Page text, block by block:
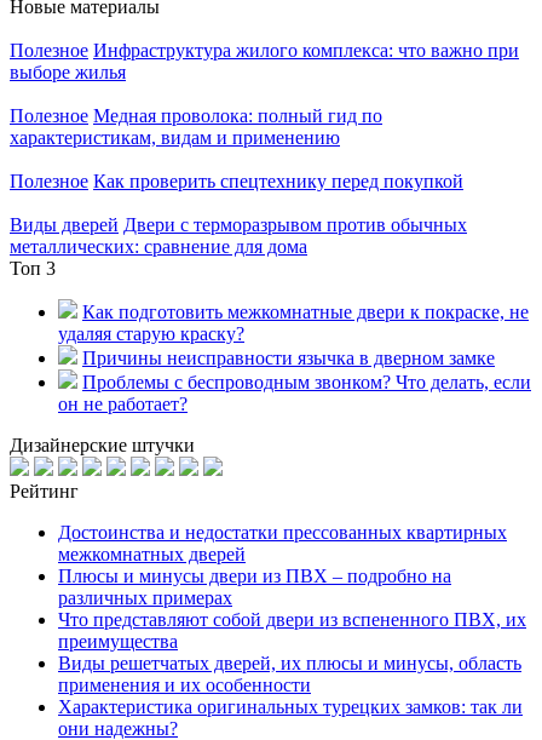
Новые материалы
Полезное Инфраструктура жилого комплекса: что важно при
выборе жилья
Полезное Медная проволока: полный гид по
характеристикам, видам и применению
Полезное Как проверить спецтехнику перед покупкой
Виды дверей Двери с терморазрывом против обычных
металлических: сравнение для дома
Топ 3
Как подготовить межкомнатные двери к покраске, не
удаляя старую краску?
Причины неисправности язычка в дверном замке
Проблемы с беспроводным звонком? Что делать, если
он не работает?
Дизайнерские штучки
Рейтинг
Достоинства и недостатки прессованных квартирных
межкомнатных дверей
Плюсы и минусы двери из ПВХ – подробно на
различных примерах
Что представляют собой двери из вспененного ПВХ, их
преимущества
Виды решетчатых дверей, их плюсы и минусы, область
применения и их особенности
Характеристика оригинальных турецких замков: так ли
они надежны?